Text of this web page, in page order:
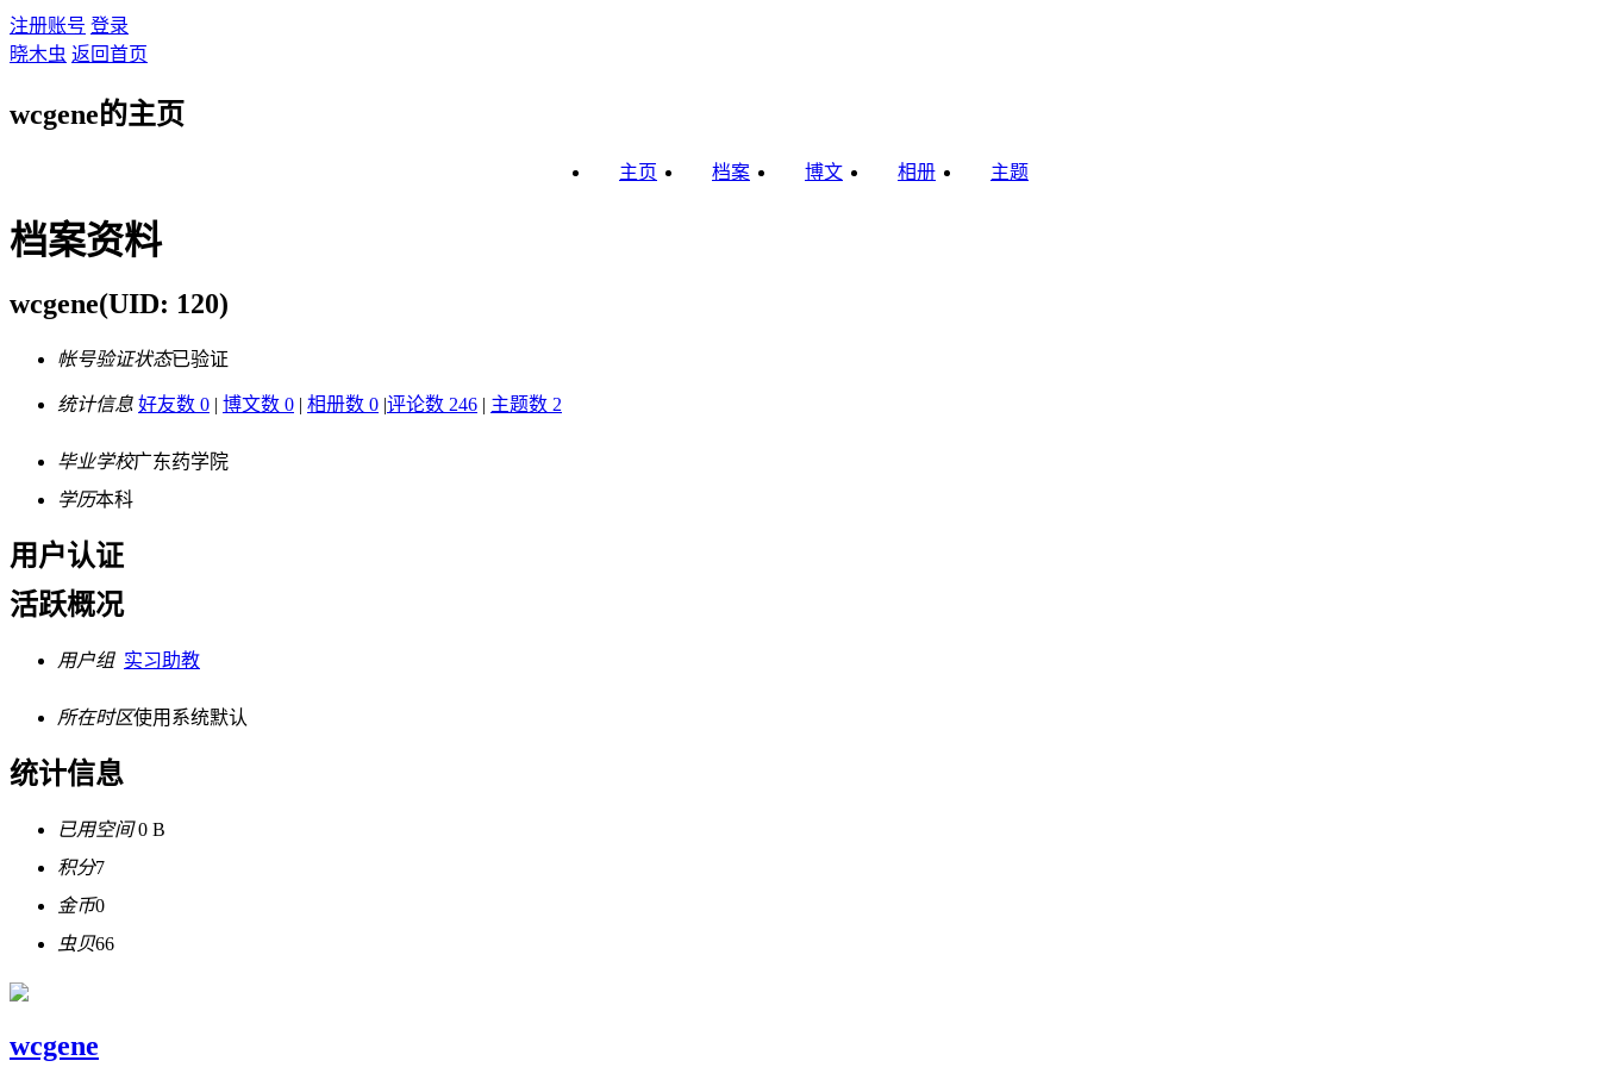
注册账号 登录
晓木虫 返回首页
wcgene的主页
主页 档案 博文 相册 主题
档案资料
wcgene(UID: 120)
帐号验证状态已验证
统计信息 好友数 0 | 博文数 0 | 相册数 0 |评论数 246 | 主题数 2
毕业学校广东药学院
学历本科
用户认证
活跃概况
用户组 实习助教
所在时区使用系统默认
统计信息
已用空间0 B
积分7
金币0
虫贝66
wcgene